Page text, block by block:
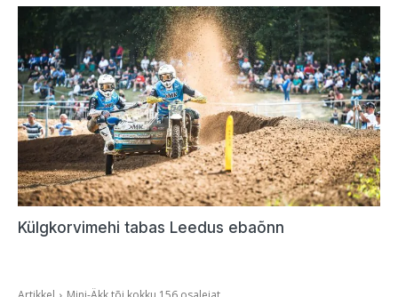
Külgkorvimehi tabas Leedus ebaõnn